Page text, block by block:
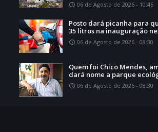
06 de Agosto de 2026 - 10:45
Posto dará picanha para
35 litros na inauguração
06 de Agosto de 2026 - 08:30
Quem foi Chico Mendes,
dará nome a parque
06 de Agosto de 2026 - 08:30